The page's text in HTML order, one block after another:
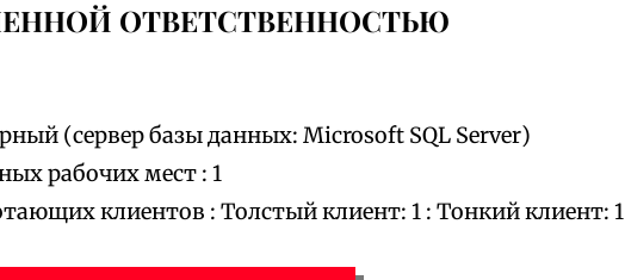
ОТВЕТСТВЕННОСТЬЮ
(сервер базы данных: Microsoft SQL Server)
рабочих мест : 1
клиентов : Толстый клиент: 1 : Тонкий клиент: 1